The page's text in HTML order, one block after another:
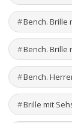
Bench. Brille
Bench. Brille
Bench.
Brille mit